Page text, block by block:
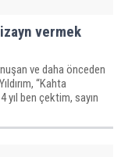
vermek
ve daha önceden
“Kahta
ben çektim, sayın